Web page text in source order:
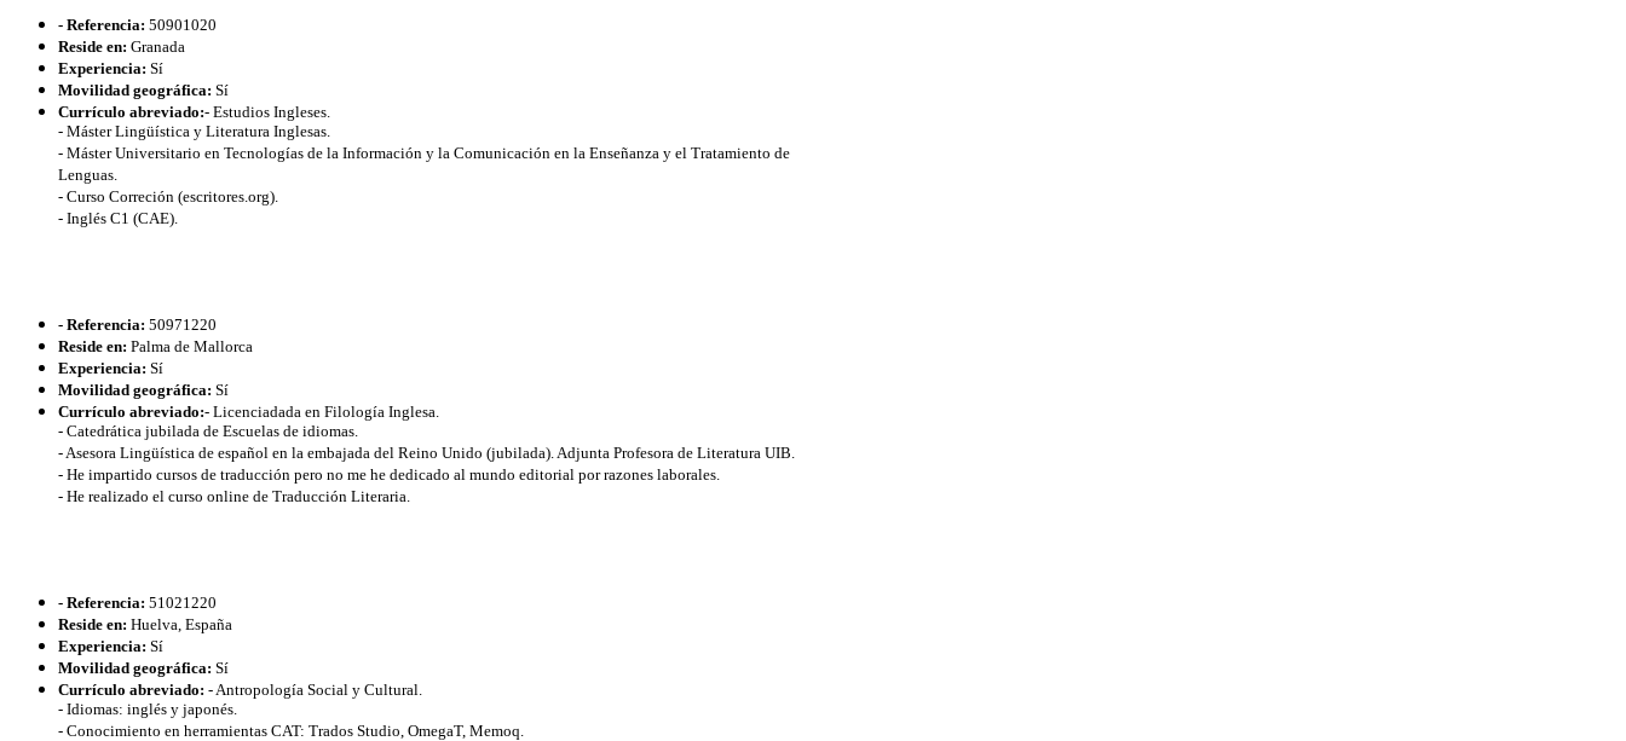
- Referencia: 50901020
Reside en: Granada
Experiencia: Sí
Movilidad geográfica: Sí
Currículo abreviado:- Estudios Ingleses.
- Máster Lingüística y Literatura Inglesas.
- Máster Universitario en Tecnologías de la Información y la Comunicación en la Enseñanza y el Tratamiento de
Lenguas.
- Curso Correción (escritores.org).
- Inglés C1 (CAE).
- Referencia: 50971220
Reside en: Palma de Mallorca
Experiencia: Sí
Movilidad geográfica: Sí
Currículo abreviado:- Licenciadada en Filología Inglesa.
- Catedrática jubilada de Escuelas de idiomas.
- Asesora Lingüística de español en la embajada del Reino Unido (jubilada). Adjunta Profesora de Literatura UIB.
- He impartido cursos de traducción pero no me he dedicado al mundo editorial por razones laborales.
- He realizado el curso online de Traducción Literaria.
- Referencia: 51021220
Reside en: Huelva, España
Experiencia: Sí
Movilidad geográfica: Sí
Currículo abreviado: - Antropología Social y Cultural.
- Idiomas: inglés y japonés.
- Conocimiento en herramientas CAT: Trados Studio, OmegaT, Memoq.